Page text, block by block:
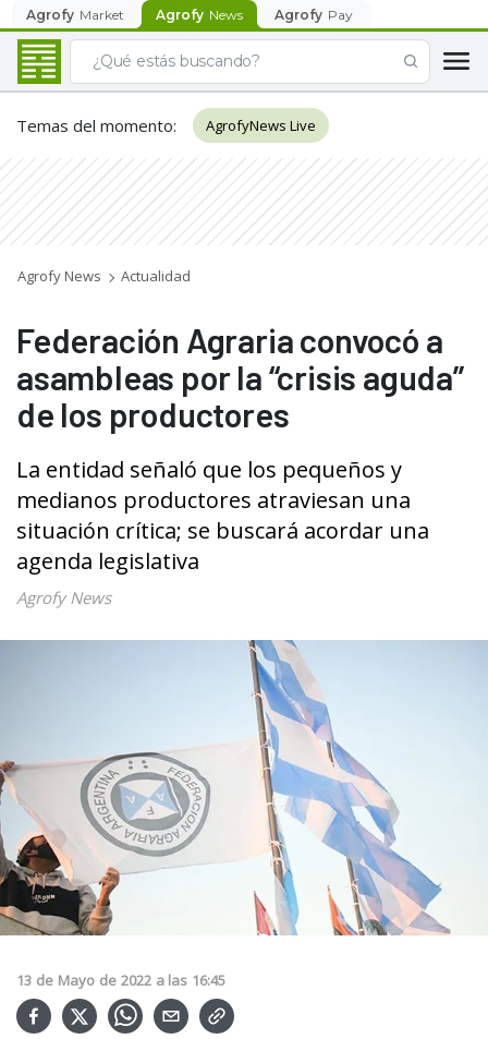
Agrofy Market Agrofy News Agrofy Pay
Temas del momento: AgrofyNews Live
Agrofy News Actualidad
Federación Agraria convocó a
asambleas por la “crisis aguda”
de los productores
La entidad señaló que los pequeños y
medianos productores atraviesan una
situación crítica; se buscará acordar una
agenda legislativa
Agrofy News
13 de Mayo de 2022 a las 16:45